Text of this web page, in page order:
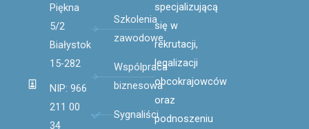
Piękna
5/2
Białystok
15-282
NIP: 966
211 00
34
Szkolenia
zawodowe
Wspólpraca
biznesowa
Sygnaliści
specjalizującą
się w
rekrutacji,
legalizacji
obcokrajowców
oraz
podnoszeniu